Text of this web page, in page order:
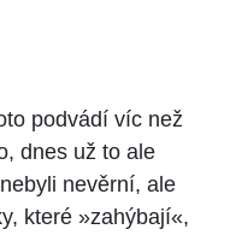
podvádí víc než
dnes už to ale
nevěrní, ale
které »zahýbají«,